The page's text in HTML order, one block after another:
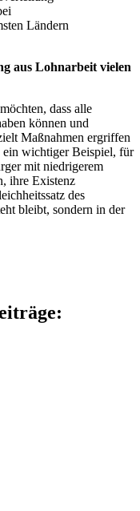
Ländern
aus Lohnarbeit vielen
dass alle
können und
Maßnahmen ergriffen
ein wichtiger Beispiel, für
mit niedrigerem
ihre Existenz
des
bleibt, sondern in der